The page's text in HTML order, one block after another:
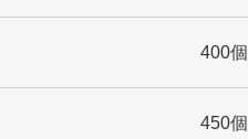
400個
450個